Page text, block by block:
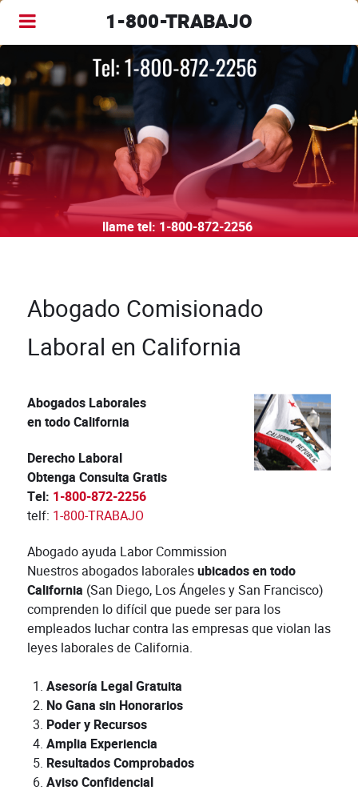
1-800-TRABAJO
llame tel: 1-800-872-2256
Abogado Comisionado
Laboral en California
Abogados Laborales
en todo California
Derecho Laboral
Obtenga Consulta Gratis
Tel: 1-800-872-2256
telf: 1-800-TRABAJO
Abogado ayuda Labor Commission
Nuestros abogados laboralesubicados en todo
California (San Diego, Los Ángeles y San Francisco)
comprenden lo difícil que puede ser para los
empleados luchar contra las empresas que violan las
leyes laborales de California.
Asesoría Legal Gratuita
No Gana sin Honorarios
Poder y Recursos
Amplia Experiencia
Resultados Comprobados
Aviso Confidencial